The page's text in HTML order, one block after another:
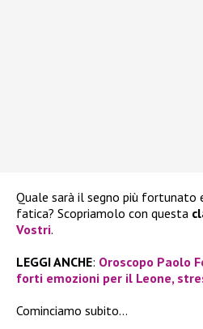
Quale sarà il segno più fortunato
fatica? Scopriamolo con questa
Vostri.
LEGGI ANCHE: Oroscopo Paolo
forti emozioni per il Leone,
Cominciamo subito…